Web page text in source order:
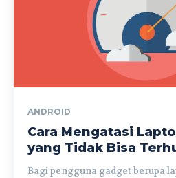
ANDROID
Cara Mengatasi
yang Tidak Bisa
Bagi pengguna gadget berupa